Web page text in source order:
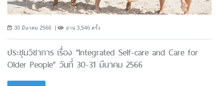
30 มีนาคม 2566 อ่าน 3,546 ครั้ง
ประชุมวิชาการ เรื่อง “Integrated Self-care and Care for
Older People” วันที่ 30-31 มีนาคม 2566